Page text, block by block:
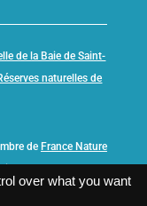
de la Baie de Saint-
naturelles de
de France Nature
over what you want